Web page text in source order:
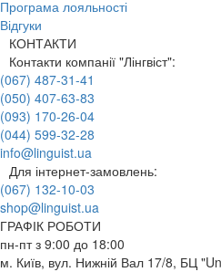
Програма лояльності
Відгуки
КОНТАКТИ
Контакти компанії "Лінгвіст":
(067) 487-31-41
(050) 407-63-83
(093) 170-26-04
(044) 599-32-28
info@linguist.ua
Для інтернет-замовлень:
(067) 132-10-03
shop@linguist.ua
ГРАФІК РОБОТИ
пн-пт з 9:00 до 18:00
м. Київ, вул. Нижній Вал 17/8, БЦ